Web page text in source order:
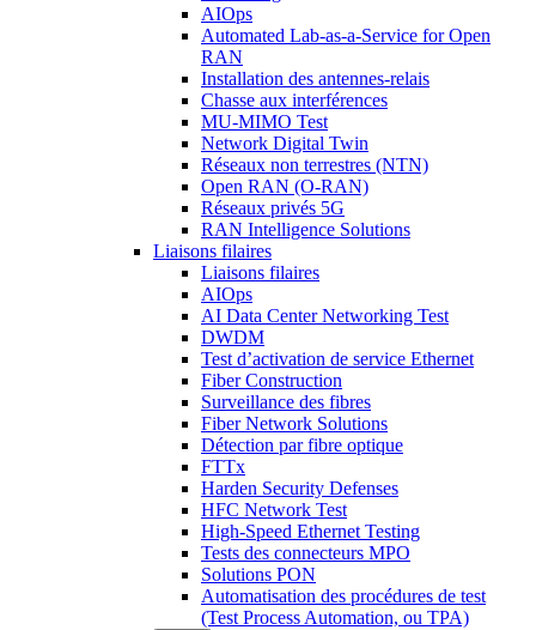
AIOps
Automated Lab-as-a-Service for Open
RAN
Installation des antennes-relais
Chasse aux interférences
MU-MIMO Test
Network Digital Twin
Réseaux non terrestres (NTN)
Open RAN (O-RAN)
Réseaux privés 5G
RAN Intelligence Solutions
Liaisons filaires
Liaisons filaires
AIOps
AI Data Center Networking Test
DWDM
Test d’activation de service Ethernet
Fiber Construction
Surveillance des fibres
Fiber Network Solutions
Détection par fibre optique
FTTx
Harden Security Defenses
HFC Network Test
High-Speed Ethernet Testing
Tests des connecteurs MPO
Solutions PON
Automatisation des procédures de test
(Test Process Automation, ou TPA)